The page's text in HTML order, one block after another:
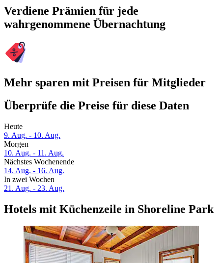
Verdiene Prämien für jede
wahrgenommene Übernachtung
Mehr sparen mit Preisen für Mitglieder
Überprüfe die Preise für diese Daten
Heute
9. Aug. - 10. Aug.
Morgen
10. Aug. - 11. Aug.
Nächstes Wochenende
14. Aug. - 16. Aug.
In zwei Wochen
21. Aug. - 23. Aug.
Hotels mit Küchenzeile in Shoreline Park